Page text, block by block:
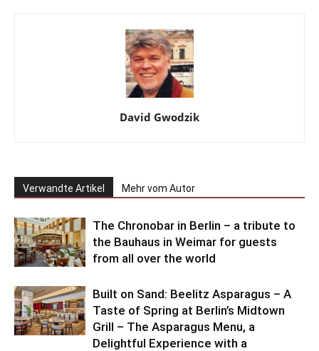
David Gwodzik
Verwandte Artikel Mehr vom Autor
The Chronobar in Berlin – a tribute to
the Bauhaus in Weimar for guests
from all over the world
Built on Sand: Beelitz Asparagus – A
Taste of Spring at Berlin’s Midtown
Grill – The Asparagus Menu, a
Delightful Experience with a